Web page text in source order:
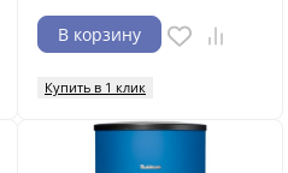
В корзину
Купить в 1 клик